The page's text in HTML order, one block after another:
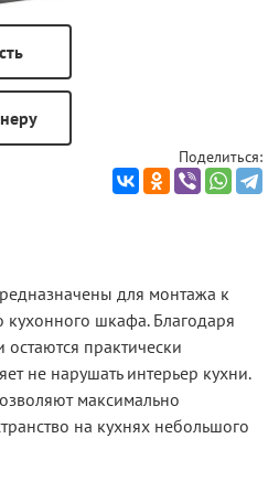
Поделиться:
для монтажа к
кухонного шкафа. Благодаря
практически
не нарушать интерьер кухни.
максимально
на кухнях небольшого